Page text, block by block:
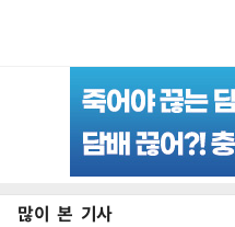
많이 본 기사